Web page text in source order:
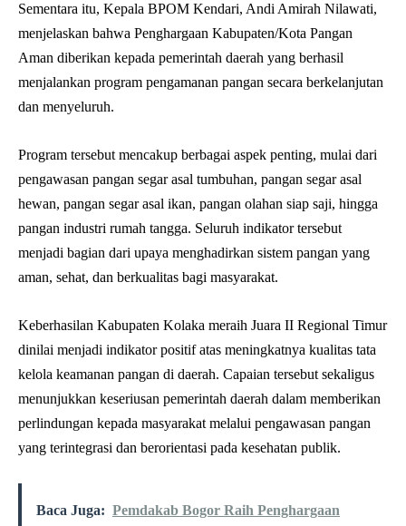
Sementara itu, Kepala BPOM Kendari, Andi Amirah Nilawati,
menjelaskan bahwa Penghargaan Kabupaten/Kota Pangan
Aman diberikan kepada pemerintah daerah yang berhasil
menjalankan program pengamanan pangan secara berkelanjutan
dan menyeluruh.
Program tersebut mencakup berbagai aspek penting, mulai dari
pengawasan pangan segar asal tumbuhan, pangan segar asal
hewan, pangan segar asal ikan, pangan olahan siap saji, hingga
pangan industri rumah tangga. Seluruh indikator tersebut
menjadi bagian dari upaya menghadirkan sistem pangan yang
aman, sehat, dan berkualitas bagi masyarakat.
Keberhasilan Kabupaten Kolaka meraih Juara II Regional Timur
dinilai menjadi indikator positif atas meningkatnya kualitas tata
kelola keamanan pangan di daerah. Capaian tersebut sekaligus
menunjukkan keseriusan pemerintah daerah dalam memberikan
perlindungan kepada masyarakat melalui pengawasan pangan
yang terintegrasi dan berorientasi pada kesehatan publik.
Baca Juga: Pemdakab Bogor Raih Penghargaan